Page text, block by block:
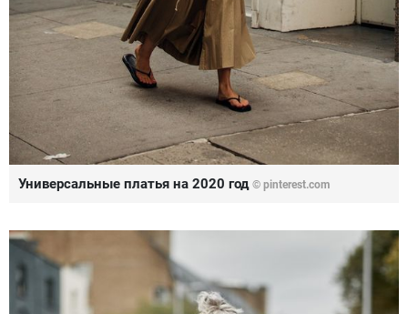
Универсальные платья на 2020 год © pinterest.com